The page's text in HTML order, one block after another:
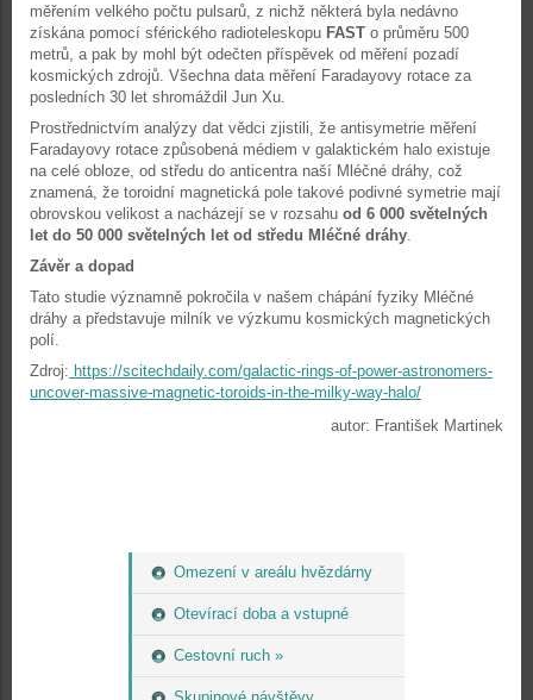
Omezení v areálu hvězdárny
Otevírací doba a vstupné
Cestovní ruch »
měřením velkého počtu pulsarů, z nichž některá byla nedávno
získána pomocí sférického radioteleskopu FAST o průměru 500
metrů, a pak by mohl být odečten příspěvek od měření pozadí
kosmických zdrojů. Všechna data měření Faradayovy rotace za
posledních 30 let shromáždil Jun Xu.
Prostřednictvím analýzy dat vědci zjistili, že antisymetrie měření
Faradayovy rotace způsobená médiem v galaktickém halo existuje
na celé obloze, od středu do anticentra naší Mléčné dráhy, což
znamená, že toroidní magnetická pole takové podivné symetrie mají
obrovskou velikost a nacházejí se v rozsahu od 6 000 světelných
let do 50 000 světelných let od středu Mléčné dráhy.
Závěr a dopad
Tato studie významně pokročila v našem chápání fyziky Mléčné
dráhy a představuje milník ve výzkumu kosmických magnetických
polí.
Zdroj: https://scitechdaily.com/galactic-rings-of-power-astronomers-
uncover-massive-magnetic-toroids-in-the-milky-way-halo/
autor: František Martinek